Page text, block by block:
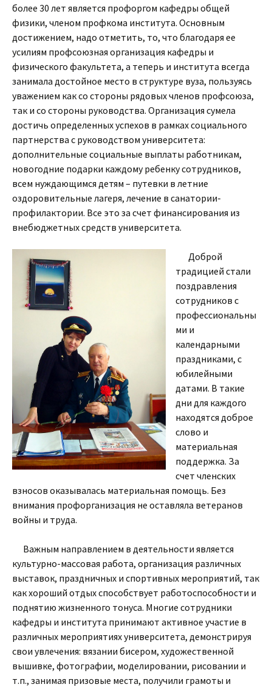
более 30 лет является профоргом кафедры общей
физики, членом профкома института. Основным
достижением, надо отметить, то, что благодаря ее
усилиям профсоюзная организация кафедры и
физического факультета, а теперь и института всегда
занимала достойное место в структуре вуза, пользуясь
уважением как со стороны рядовых членов профсоюза,
так и со стороны руководства. Организация сумела
достичь определенных успехов в рамках социального
партнерства с руководством университета:
дополнительные социальные выплаты работникам,
новогодние подарки каждому ребенку сотрудников,
всем нуждающимся детям – путевки в летние
оздоровительные лагеря, лечение в санатории-
профилактории. Все это за счет финансирования из
внебюджетных средств университета.
Доброй
традицией стали
поздравления
сотрудников с
профессиональны
ми и
календарными
праздниками, с
юбилейными
датами. В такие
дни для каждого
находятся доброе
слово и
материальная
поддержка. За
счет членских
взносов оказывалась материальная помощь. Без
внимания профорганизация не оставляла ветеранов
войны и труда.
Важным направлением в деятельности является
культурно-массовая работа, организация различных
выставок, праздничных и спортивных мероприятий, так
как хороший отдых способствует работоспособности и
поднятию жизненного тонуса. Многие сотрудники
кафедры и института принимают активное участие в
различных мероприятиях университета, демонстрируя
свои увлечения: вязании бисером, художественной
вышивке, фотографии, моделировании, рисовании и
т.п., занимая призовые места, получили грамоты и